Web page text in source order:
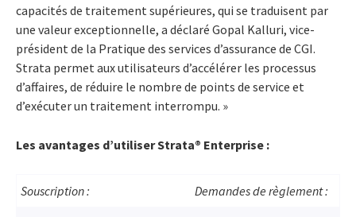
capacités de traitement supérieures, qui se traduisent par
une valeur exceptionnelle, a déclaré Gopal Kalluri, vice-
président de la Pratique des services d’assurance de CGI.
Strata permet aux utilisateurs d’accélérer les processus
d’affaires, de réduire le nombre de points de service et
d’exécuter un traitement interrompu. »
Les avantages d’utiliser Strata® Enterprise :
Souscription : Demandes de règlement :